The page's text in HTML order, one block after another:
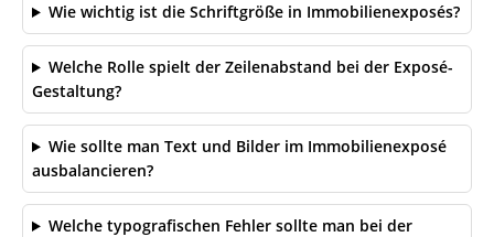
Wie wichtig ist die Schriftgröße in Immobilienexposés?
Welche Rolle spielt der Zeilenabstand bei der Exposé-
Gestaltung?
Wie sollte man Text und Bilder im Immobilienexposé
ausbalancieren?
Welche typografischen Fehler sollte man bei der